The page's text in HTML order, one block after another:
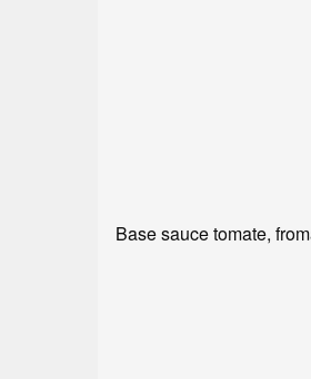
Base sauce tomate,